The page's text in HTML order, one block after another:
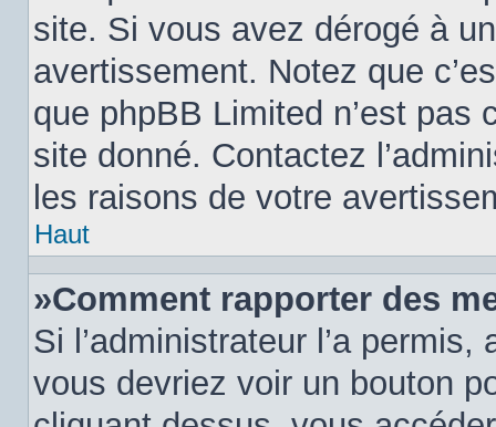
site. Si vous avez dérogé à
avertissement. Notez que
que phpBB Limited n’est pas
site donné. Contactez
les raisons de votre
Haut
»Comment rapporter des
Si l’administrateur l’a
vous devriez voir un bouton